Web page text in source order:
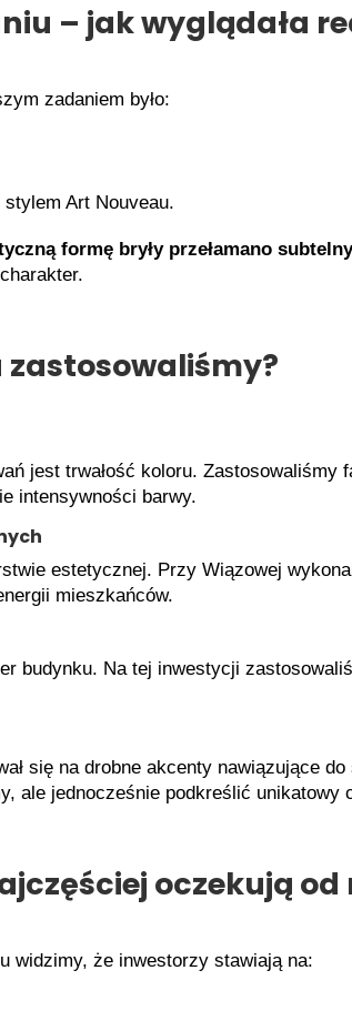
– jak wyglądała
zadaniem było:
Art Nouveau.
formę bryły przełamano
zastosowaliśmy?
jest trwałość koloru. Zastosowaliśmy
intensywności barwy.
estetycznej. Przy Wiązowej
mieszkańców.
budynku. Na tej inwestycji
się na drobne akcenty nawiązujące
ale jednocześnie podkreślić unikatowy
oczekują od
widzimy, że inwestorzy stawiają na: